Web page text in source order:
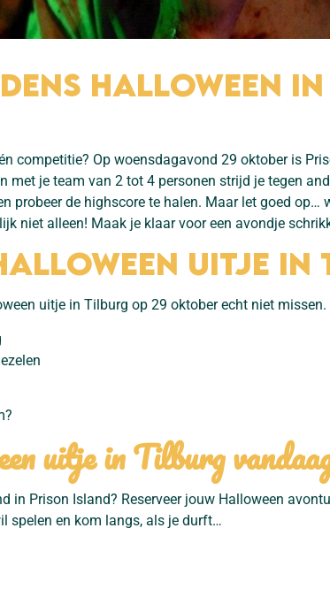
Halloween
competitie? Op woensdagavond 29 oktober is
met je team van 2 tot 4 personen strijd je tegen
probeer de highscore te halen. Maar let goed op…
niet alleen! Maak je klaar voor een avondje
uitje in
uitje in Tilburg op 29 oktober echt niet
uitje in Tilburg
in Prison Island? Reserveer jouw Halloween
spelen en kom langs, als je durft…